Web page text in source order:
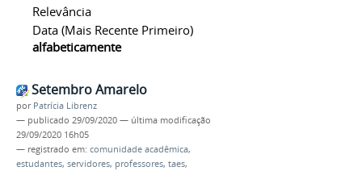
Relevância
Data (mais Recente Primeiro)
alfabeticamente
Setembro Amarelo
por Patrícia Librenz
— publicado 29/09/2020 — última modificação
29/09/2020 16h05
— registrado em: comunidade acadêmica,
estudantes, servidores, professores, taes,